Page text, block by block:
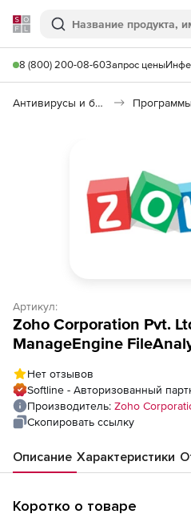
Softline
Поиск
8 (800) 200-08-60Запрос цены
Антивирусы и безопасность
Артикул:
Zoho Corporation Pvt.
ManageEngine
TBНет отзывов
Softline - Авторизованный
Производитель: Zoho
Скопировать ссылку
Описание Характеристики
Коротко о товаре